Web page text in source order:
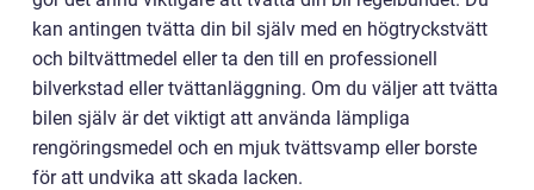
kan antingen tvätta din bil själv med en högtryckstvätt
och biltvättmedel eller ta den till en professionell
bilverkstad eller tvättanläggning. Om du väljer att tvätta
bilen själv är det viktigt att använda lämpliga
rengöringsmedel och en mjuk tvättsvamp eller borste
för att undvika att skada lacken.